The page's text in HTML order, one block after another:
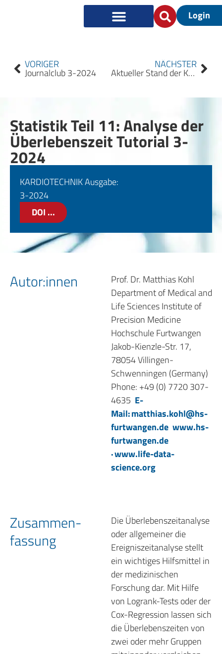
Login
VORIGER
Journalclub 3-2024
NÄCHSTER
Aktueller Stand der Kardioplegie-Anwendungen in deutschen Herzzentren:
Statistik Teil 11: Analyse der
Überlebenszeit Tutorial 3-
2024
KARDIOTECHNIK Ausgabe:
3-2024
DOI ...
Autor:innen
Prof. Dr. Matthias Kohl
Department of Medical and
Life Sciences Institute of
Precision Medicine
Hochschule Furtwangen
Jakob-Kienzle-Str. 17,
78054 Villingen-
Schwenningen (Germany)
Phone: +49 (0) 7720 307-
4635 E-
Mail:matthias.kohl@hs-
furtwangen.de www.hs-
furtwangen.de
·www.life-data-
science.org
Zusammen­
fassung
Die Überlebenszeitanalyse
oder allgemeiner die
Ereigniszeitanalyse stellt
ein wichtiges Hilfsmittel in
der medizinischen
Forschung dar. Mit Hilfe
von Logrank-Tests oder der
Cox-Regression lassen sich
die Überlebenszeiten von
zwei oder mehr Gruppen